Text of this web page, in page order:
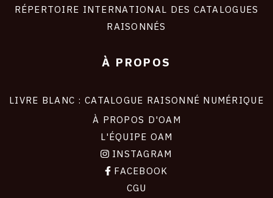
RÉPERTOIRE INTERNATIONAL DES CATALOGUES
RAISONNÉS
À PROPOS
LIVRE BLANC : CATALOGUE RAISONNÉ NUMÉRIQUE
À PROPOS D'OAM
L'ÉQUIPE OAM
INSTAGRAM
FACEBOOK
CGU